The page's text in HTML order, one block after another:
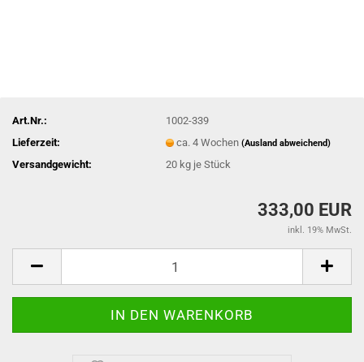
Art.Nr.:
1002-339
Lieferzeit:
ca. 4 Wochen(Ausland abweichend)
Versandgewicht: 20 kg je Stück
333,00 EUR
inkl. 19% MwSt.